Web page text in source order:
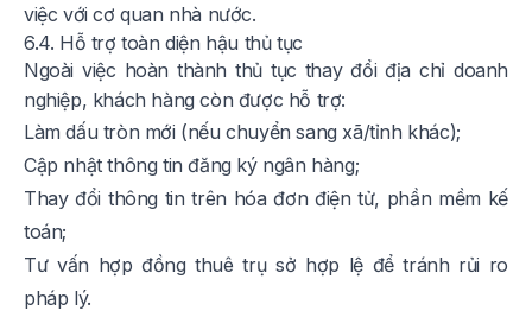
việc với cơ quan nhà nước.
6.4. Hỗ trợ toàn diện hậu thủ tục
Ngoài việc hoàn thành thủ tục thay đổi địa chỉ doanh
nghiệp, khách hàng còn được hỗ trợ:
Làm dấu tròn mới (nếu chuyển sang xã/tỉnh khác);
Cập nhật thông tin đăng ký ngân hàng;
Thay đổi thông tin trên hóa đơn điện tử, phần mềm kế
toán;
Tư vấn hợp đồng thuê trụ sở hợp lệ để tránh rủi ro
pháp lý.